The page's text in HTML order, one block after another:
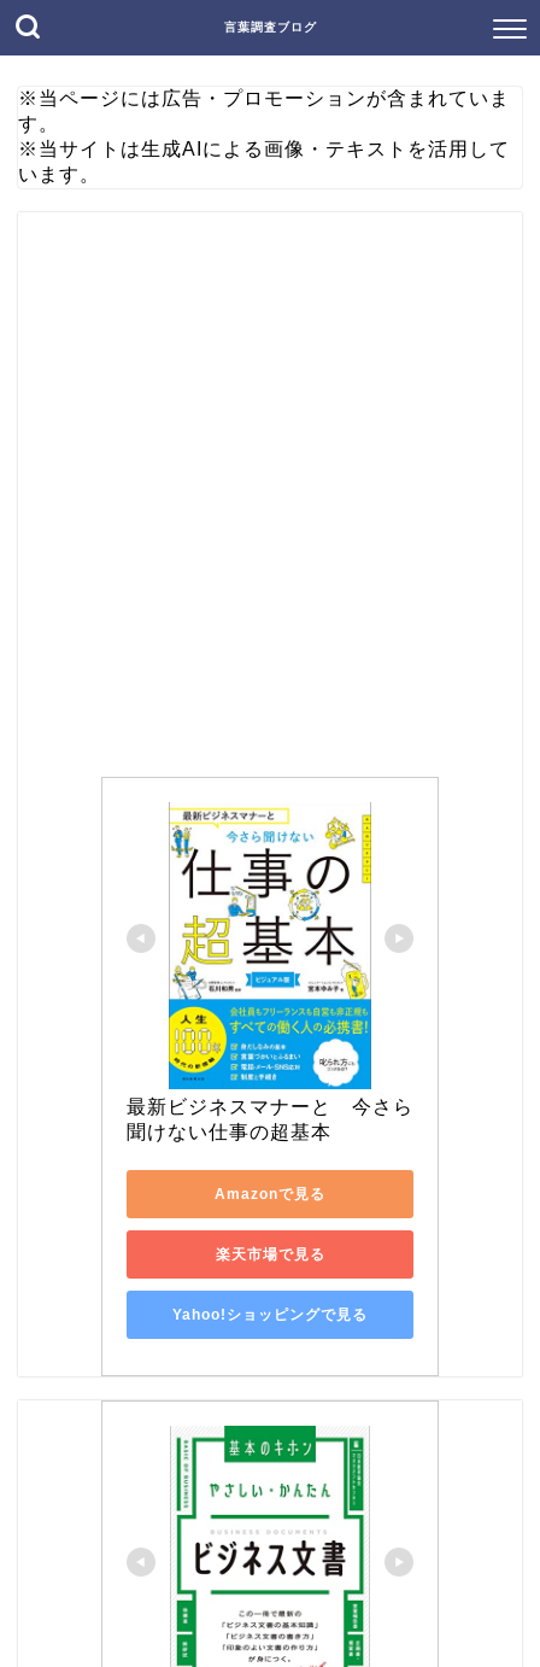
言葉調査ブログ
※当ページには広告・プロモーションが含まれていま
す。
※当サイトは生成AIによる画像・テキストを活用して
います。
最新ビジネスマナーと　今さら
聞けない仕事の超基本
Amazonで見る
楽天市場で見る
Yahoo!ショッピングで見る